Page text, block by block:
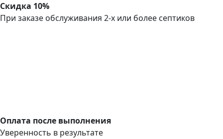
Скидка 10%
При заказе обслуживания 2-х или более септиков
Оплата после выполнения
Уверенность в результате